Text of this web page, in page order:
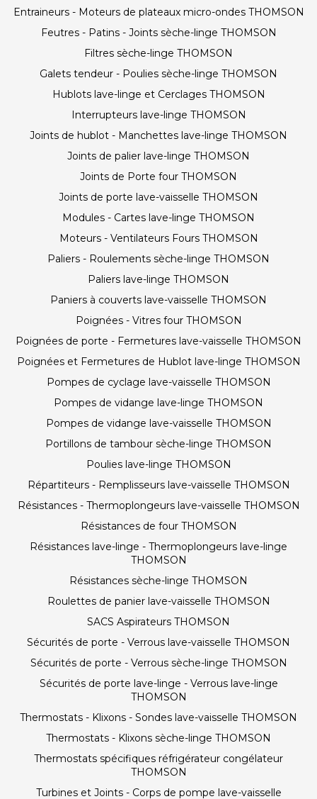
Entraineurs - Moteurs de plateaux micro-ondes THOMSON
Feutres - Patins - Joints sèche-linge THOMSON
Filtres sèche-linge THOMSON
Galets tendeur - Poulies sèche-linge THOMSON
Hublots lave-linge et Cerclages THOMSON
Interrupteurs lave-linge THOMSON
Joints de hublot - Manchettes lave-linge THOMSON
Joints de palier lave-linge THOMSON
Joints de Porte four THOMSON
Joints de porte lave-vaisselle THOMSON
Modules - Cartes lave-linge THOMSON
Moteurs - Ventilateurs Fours THOMSON
Paliers - Roulements sèche-linge THOMSON
Paliers lave-linge THOMSON
Paniers à couverts lave-vaisselle THOMSON
Poignées - Vitres four THOMSON
Poignées de porte - Fermetures lave-vaisselle THOMSON
Poignées et Fermetures de Hublot lave-linge THOMSON
Pompes de cyclage lave-vaisselle THOMSON
Pompes de vidange lave-linge THOMSON
Pompes de vidange lave-vaisselle THOMSON
Portillons de tambour sèche-linge THOMSON
Poulies lave-linge THOMSON
Répartiteurs - Remplisseurs lave-vaisselle THOMSON
Résistances - Thermoplongeurs lave-vaisselle THOMSON
Résistances de four THOMSON
Résistances lave-linge - Thermoplongeurs lave-linge
THOMSON
Résistances sèche-linge THOMSON
Roulettes de panier lave-vaisselle THOMSON
SACS Aspirateurs THOMSON
Sécurités de porte - Verrous lave-vaisselle THOMSON
Sécurités de porte - Verrous sèche-linge THOMSON
Sécurités de porte lave-linge - Verrous lave-linge
THOMSON
Thermostats - Klixons - Sondes lave-vaisselle THOMSON
Thermostats - Klixons sèche-linge THOMSON
Thermostats spécifiques réfrigérateur congélateur
THOMSON
Turbines et Joints - Corps de pompe lave-vaisselle